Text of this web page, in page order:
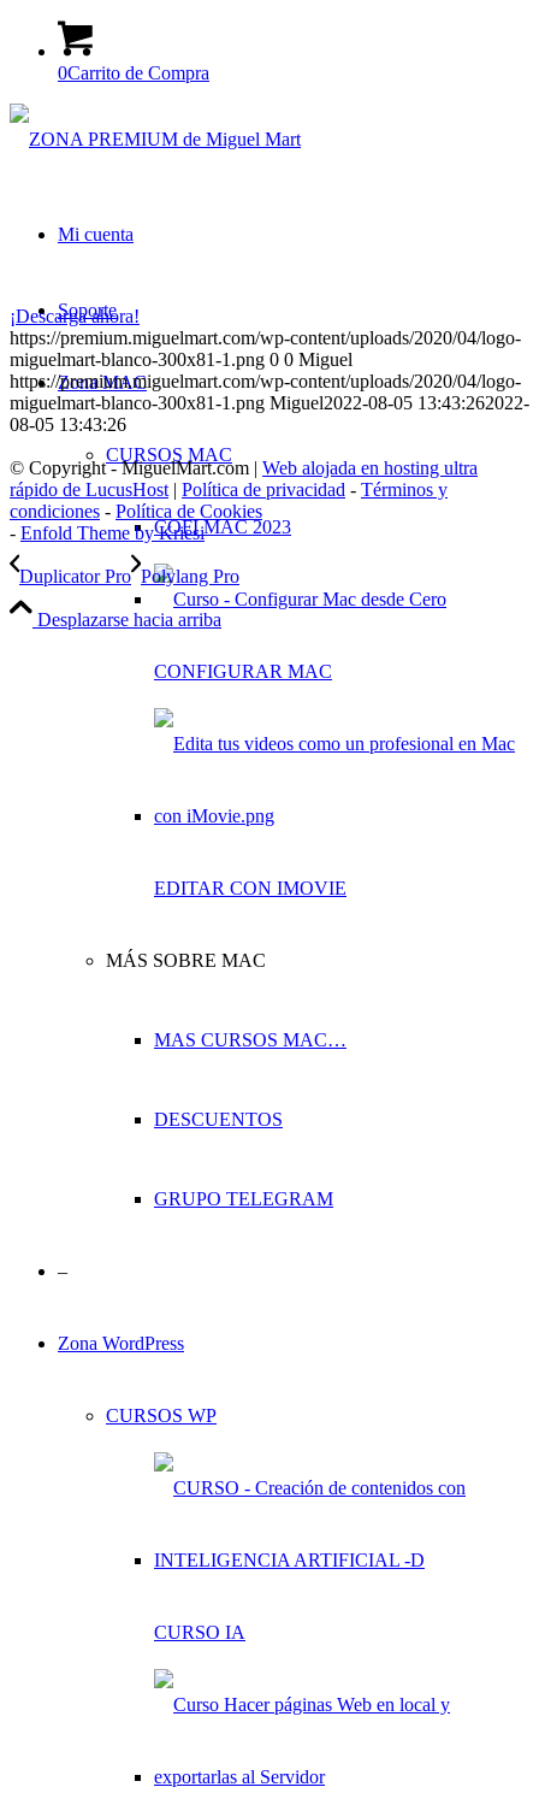
0Carrito de Compra
Mi cuenta
Soporte
Zona MAC
CURSOS MAC
COFI MAC 2023
CONFIGURAR MAC
EDITAR CON IMOVIE
MÁS SOBRE MAC
MAS CURSOS MAC…
DESCUENTOS
GRUPO TELEGRAM
–
Zona WordPress
CURSOS WP
CURSO IA
¡Descarga ahora!
https://premium.miguelmart.com/wp-content/uploads/2020/04/logo-
miguelmart-blanco-300x81-1.png 0 0 Miguel
https://premium.miguelmart.com/wp-content/uploads/2020/04/logo-
miguelmart-blanco-300x81-1.png Miguel2022-08-05 13:43:262022-
08-05 13:43:26
© Copyright - MiguelMart.com | Web alojada en hosting ultra
rápido de LucusHost | Política de privacidad - Términos y
condiciones - Política de Cookies
- Enfold Theme by Kriesi
Duplicator Pro Polylang Pro
Desplazarse hacia arriba